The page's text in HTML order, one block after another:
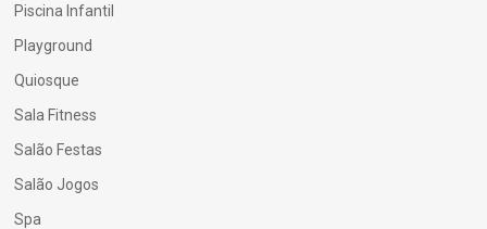
Piscina Infantil
Playground
Quiosque
Sala Fitness
Salão Festas
Salão Jogos
Spa